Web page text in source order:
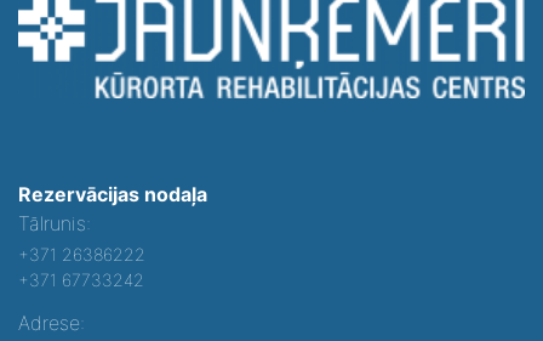
Rezervācijas nodaļa
Tālrunis:
+371 26386222
+371 67733242
Adrese: